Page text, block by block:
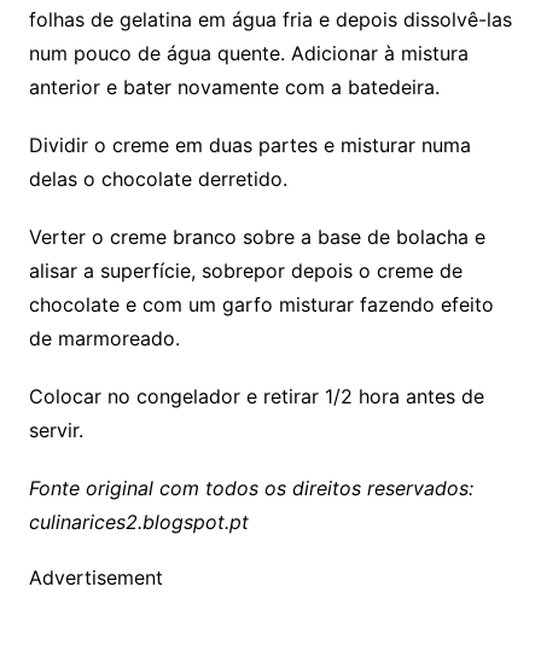
folhas de gelatina em água fria e depois dissolvê-las
num pouco de água quente. Adicionar à mistura
anterior e bater novamente com a batedeira.
Dividir o creme em duas partes e misturar numa
delas o chocolate derretido.
Verter o creme branco sobre a base de bolacha e
alisar a superfície, sobrepor depois o creme de
chocolate e com um garfo misturar fazendo efeito
de marmoreado.
Colocar no congelador e retirar 1/2 hora antes de
servir.
Fonte original com todos os direitos reservados:
culinarices2.blogspot.pt
Advertisement